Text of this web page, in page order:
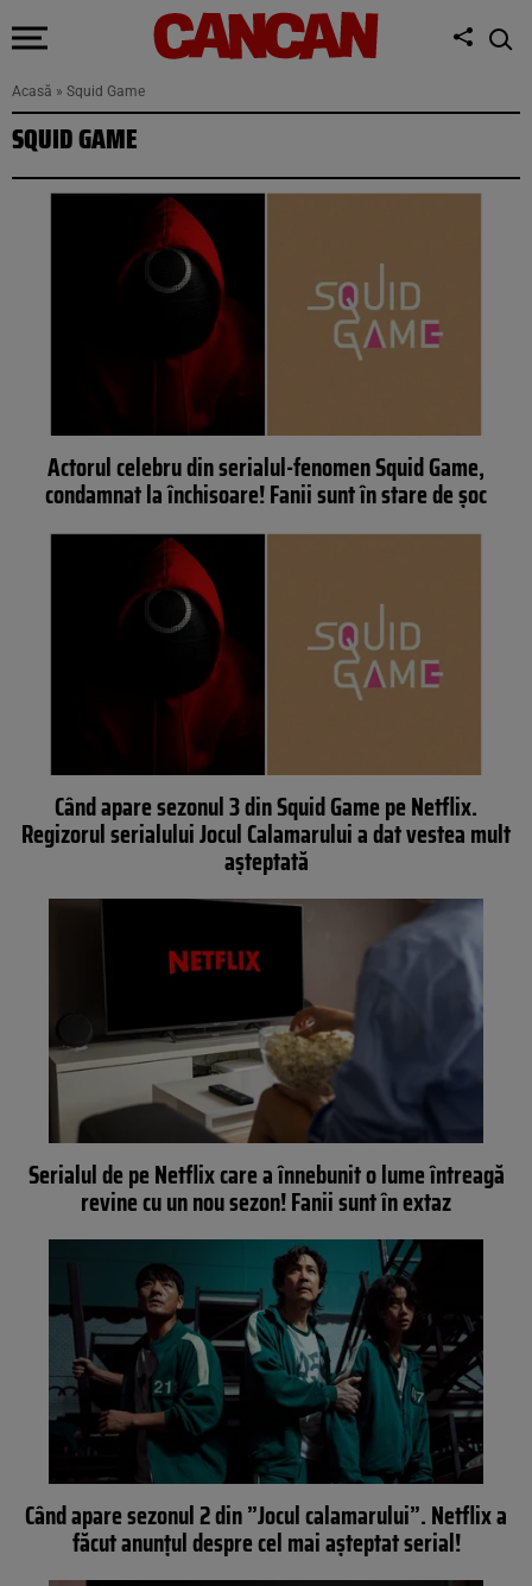
Acasă » Squid Game
SQUID GAME
Actorul celebru din serialul-fenomen Squid Game,
condamnat la închisoare! Fanii sunt în stare de șoc
Când apare sezonul 3 din Squid Game pe Netflix.
Regizorul serialului Jocul Calamarului a dat vestea mult
așteptată
Serialul de pe Netflix care a înnebunit o lume întreagă
revine cu un nou sezon! Fanii sunt în extaz
Când apare sezonul 2 din ”Jocul calamarului”. Netflix a
făcut anunțul despre cel mai așteptat serial!